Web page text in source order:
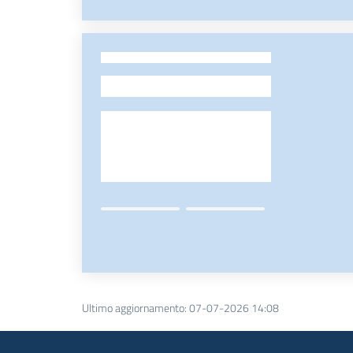
-
Ultimo aggiornamento:07-07-2026 14:08